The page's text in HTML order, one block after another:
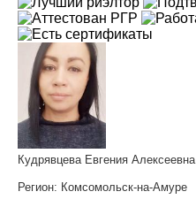
Кудрявцева Евгения Алексеевна
Регион: Комсомольск-на-Амуре